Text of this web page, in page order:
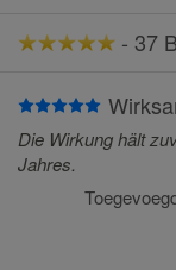
- 37
Die Wirkung hält
Jahres.